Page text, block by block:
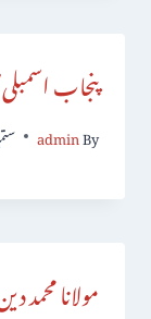
پنجاب
By
admin
مولانا